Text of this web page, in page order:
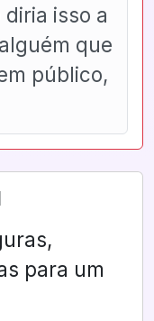
diria isso a
que
público,
para um